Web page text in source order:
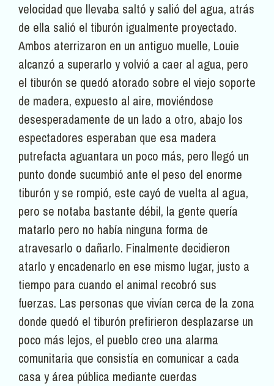
velocidad que llevaba saltó y salió del agua, atrás
de ella salió el tiburón igualmente proyectado.
Ambos aterrizaron en un antiguo muelle, Louie
alcanzó a superarlo y volvió a caer al agua, pero
el tiburón se quedó atorado sobre el viejo soporte
de madera, expuesto al aire, moviéndose
desesperadamente de un lado a otro, abajo los
espectadores esperaban que esa madera
putrefacta aguantara un poco más, pero llegó un
punto donde sucumbió ante el peso del enorme
tiburón y se rompió, este cayó de vuelta al agua,
pero se notaba bastante débil, la gente quería
matarlo pero no había ninguna forma de
atravesarlo o dañarlo. Finalmente decidieron
atarlo y encadenarlo en ese mismo lugar, justo a
tiempo para cuando el animal recobró sus
fuerzas. Las personas que vivían cerca de la zona
donde quedó el tiburón prefirieron desplazarse un
poco más lejos, el pueblo creo una alarma
comunitaria que consistía en comunicar a cada
casa y área pública mediante cuerdas